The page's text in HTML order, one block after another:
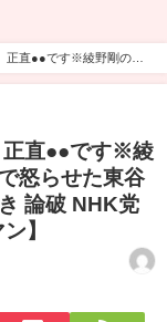
正直●●です※綾野剛の件
す。【切り抜き 論破 NHK
正直●●です※綾
怒らせた東谷
論破 NHK党
】